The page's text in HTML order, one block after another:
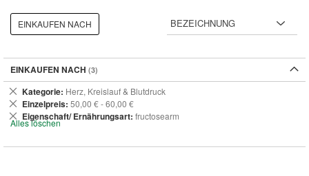
EINKAUFEN NACH
EINKAUFEN NACH
Kategorie Herz, Kreislauf & Blutdruck
Dies
entfernen
Einzelpreis 50,00 € - 60,00 €
Dies
entfernen
Eigenschaft/ Ernährungsart fructosearm
Dies
entfernen
Alles löschen